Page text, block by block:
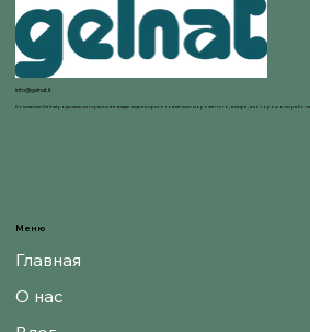
info@gelnat.it
Компания Gelnat родилась из страсти ее владельцев к приготовлению мороженого, в мире, в котором они
Меню
Главная
О нас